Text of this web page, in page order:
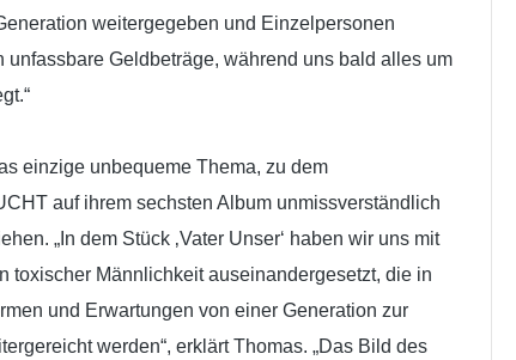
weitergegeben und Einzelpersonen
unfassbare Geldbeträge, während uns bald alles um
einzige unbequeme Thema, zu dem
auf ihrem sechsten Album unmissverständlich
„In dem Stück ‚Vater Unser‘ haben wir uns mit
toxischer Männlichkeit auseinandergesetzt, die in
und Erwartungen von einer Generation zur
werden“, erklärt Thomas. „Das Bild des